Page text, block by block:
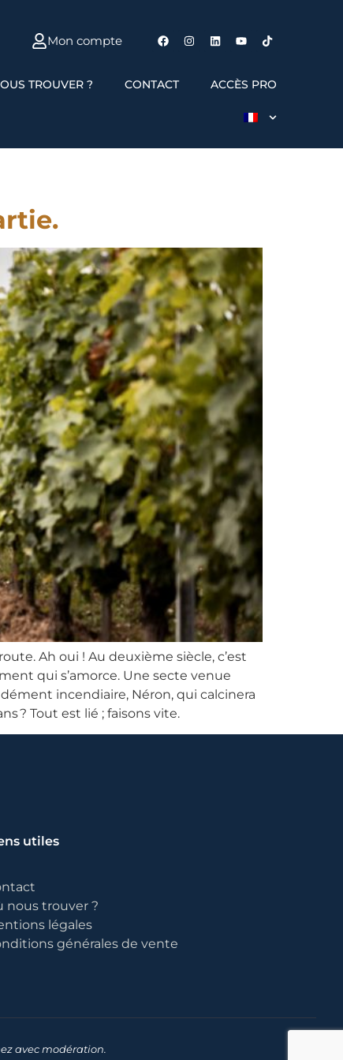
Mon compte
TROUVER ? CONTACT ACCÈS PRO
Ah oui ! Au deuxième siècle, c’est
qui s’amorce. Une secte venue
incendiaire, Néron, qui calcinera
? Tout est lié ; faisons vite.
utiles
nous trouver ?
légales
générales de vente
avec modération.